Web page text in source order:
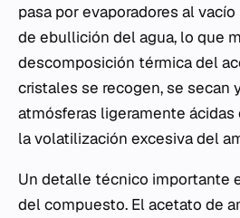
pasa por evaporadores al
de ebullición del agua, lo que
descomposición térmica del
cristales se recogen, se secan
atmósferas ligeramente ácidas
la volatilización excesiva del
Un detalle técnico importante
del compuesto. El acetato de